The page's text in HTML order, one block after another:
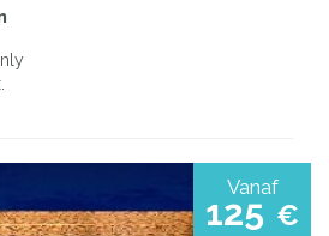
Vanaf
125 €